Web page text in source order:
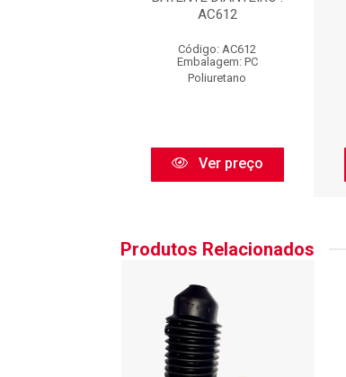
AC612
Código: AC612
Embalagem: PC
Poliuretano
Ver preço
Produtos Relacionados